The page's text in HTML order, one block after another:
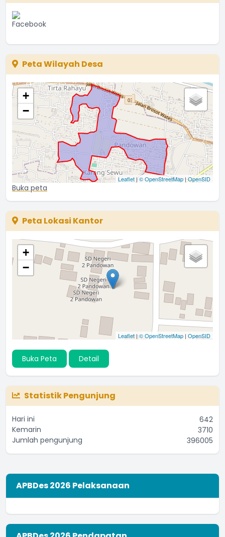
Peta Wilayah Desa
+
−
Leaflet | © OpenStreetMap|OpenSID
Buka peta
Peta Lokasi Kantor
+
−
Leaflet | © OpenStreetMap | OpenSID
Buka Peta Detail
Statistik Pengunjung
Hari ini
642
Kemarin
3710
Jumlah pengunjung
396005
APBDes 2026 Pelaksanaan